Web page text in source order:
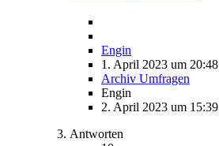
Engin
1. April 2023 um 20:48
Archiv Umfragen
Engin
2. April 2023 um 15:39
Antworten